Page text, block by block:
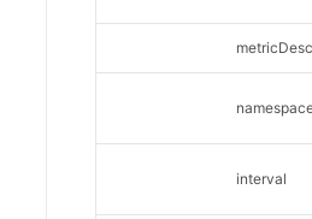
metricDesc
interval